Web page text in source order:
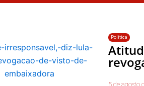
Política
5 de agosto